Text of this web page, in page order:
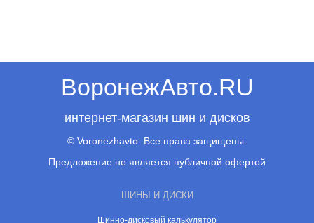
ВоронежАвто.RU
интернет-магазин шин и дисков
© Voronezhavto. Все права защищены.
Предложение не является публичной офертой
ШИНЫ И ДИСКИ
Шинно-дисковый калькулятор